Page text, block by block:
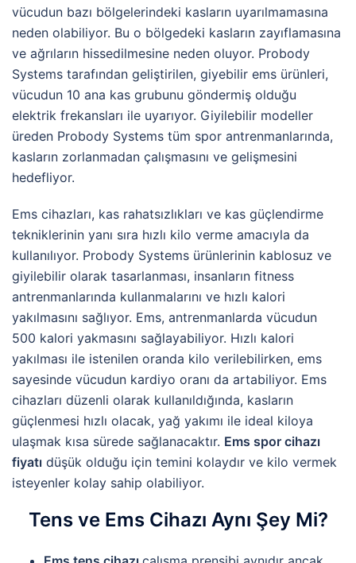
vücudun bazı bölgelerindeki kasların uyarılmamasına
neden olabiliyor. Bu o bölgedeki kasların zayıflamasına
ve ağrıların hissedilmesine neden oluyor. Probody
Systems tarafından geliştirilen, giyebilir ems ürünleri,
vücudun 10 ana kas grubunu göndermiş olduğu
elektrik frekansları ile uyarıyor. Giyilebilir modeller
üreden Probody Systems tüm spor antrenmanlarında,
kasların zorlanmadan çalışmasını ve gelişmesini
hedefliyor.
Ems cihazları, kas rahatsızlıkları ve kas güçlendirme
tekniklerinin yanı sıra hızlı kilo verme amacıyla da
kullanılıyor. Probody Systems ürünlerinin kablosuz ve
giyilebilir olarak tasarlanması, insanların fitness
antrenmanlarında kullanmalarını ve hızlı kalori
yakılmasını sağlıyor. Ems, antrenmanlarda vücudun
500 kalori yakmasını sağlayabiliyor. Hızlı kalori
yakılması ile istenilen oranda kilo verilebilirken, ems
sayesinde vücudun kardiyo oranı da artabiliyor. Ems
cihazları düzenli olarak kullanıldığında, kasların
güçlenmesi hızlı olacak, yağ yakımı ile ideal kiloya
ulaşmak kısa sürede sağlanacaktır. Ems spor cihazı
fiyatı düşük olduğu için temini kolaydır ve kilo vermek
isteyenler kolay sahip olabiliyor.
Tens ve Ems Cihazı Aynı Şey Mi?